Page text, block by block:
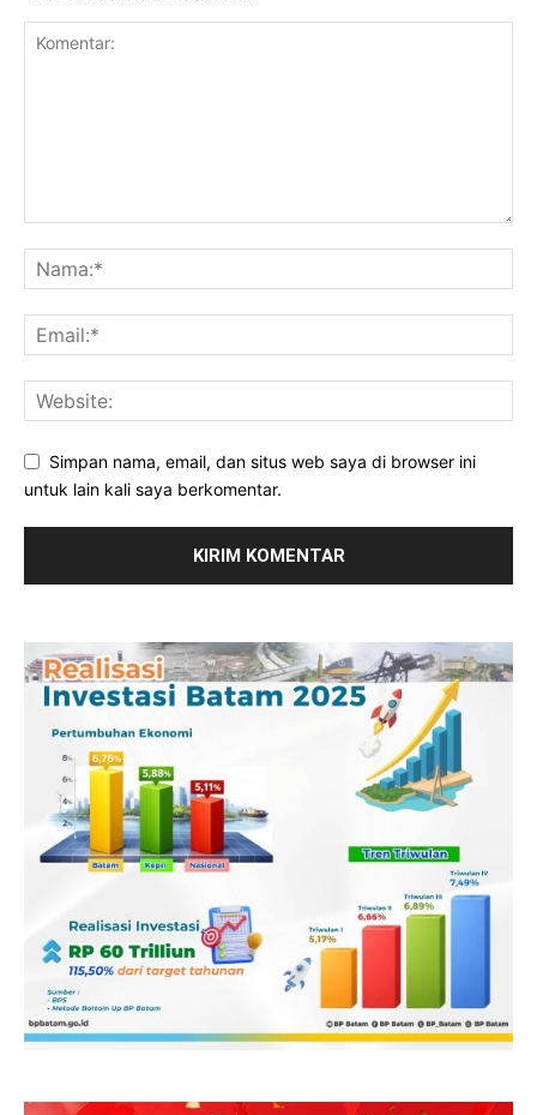
Simpan nama, email, dan situs web saya di browser ini
untuk lain kali saya berkomentar.